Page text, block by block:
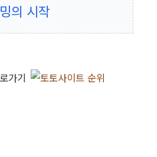
밍의 시작